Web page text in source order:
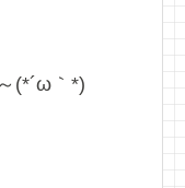
(*´ω｀*)